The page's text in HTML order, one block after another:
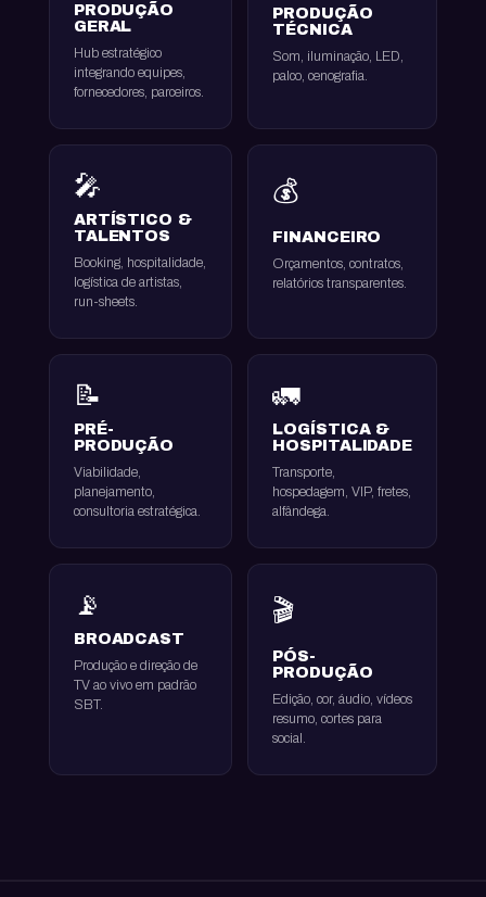
PRODUÇÃO
GERAL
Hub estratégico
integrando equipes,
fornecedores, parceiros.
PRODUÇÃO
TÉCNICA
Som, iluminação, LED,
palco, cenografia.
🎤
ARTÍSTICO &
TALENTOS
Booking, hospitalidade,
logística de artistas,
run-sheets.
💰
FINANCEIRO
Orçamentos, contratos,
relatórios transparentes.
📝
PRÉ-
PRODUÇÃO
Viabilidade,
planejamento,
consultoria estratégica.
🚛
LOGÍSTICA &
HOSPITALIDADE
Transporte,
hospedagem, VIP, fretes,
alfândega.
📡
BROADCAST
Produção e direção de
TV ao vivo em padrão
SBT.
🎬
PÓS-
PRODUÇÃO
Edição, cor, áudio, vídeos
resumo, cortes para
social.